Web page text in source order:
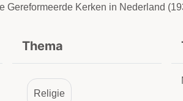
Gereformeerde Kerken in Nederland
Thema
Religie